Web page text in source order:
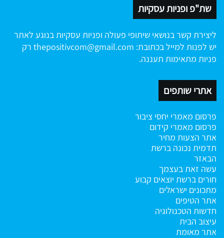
שת"פ ופניות עסקיות
ליצירת קשר בנושאי שיתופי פעולה ופניות עסקיות בנוגע לאתר
יש לפנות למייל בכתובת: thepositivcom@gmail.com רק
פניות מתאימות תעננה.
אתרי שותפים
פרסום מאמרי יחסי ציבור
פרסום מאמרי קידום
אתר הצעות מחיר
תדמית נכונה ברשת
הבאזר
עשה זאת בעצמך
חורים ברשת יוצאים קבוע
מתכונים ישראלים
אתר הטיפים
חדשות הטכנולוגיה
עיצוב הבית
אתר מאומת